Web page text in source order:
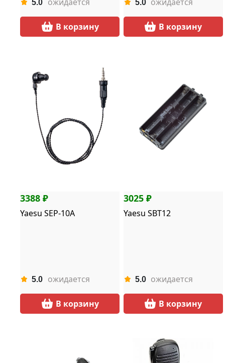
5.0
В корзину
5.0
В корзину
3388 ₽
Yaesu SEP-10A
5.0 ожидается
В корзину
3025 ₽
Yaesu SBT12
5.0 ожидается
В корзину